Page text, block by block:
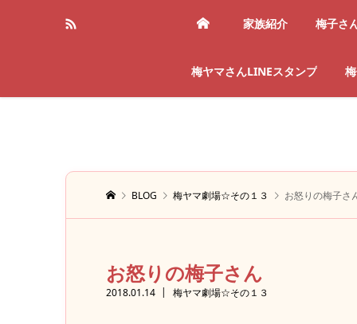
家族紹介 梅子さ
梅ヤマさんLINEスタンプ
BLOG 梅ヤマ劇場☆その１３ お怒りの梅子さ
お怒りの梅子さん
2018.01.14 梅ヤマ劇場☆その１３